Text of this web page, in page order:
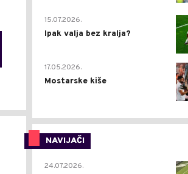
15.07.2026.
Ipak valja bez kralja?
17.05.2026.
Mostarske kiše
NAVIJAČI
24.07.2026.